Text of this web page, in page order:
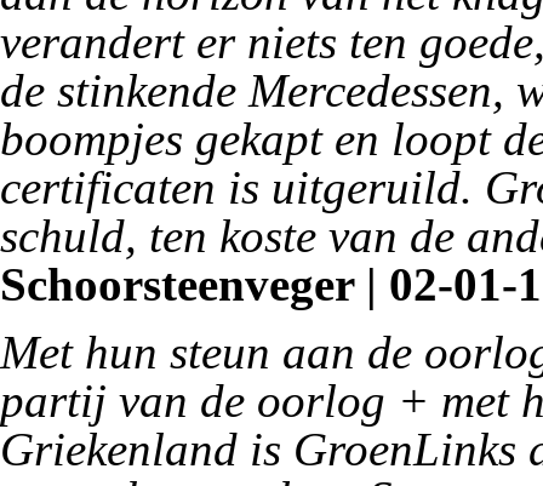
verandert er niets ten
de stinkende Mercedessen,
boompjes gekapt en loopt
certificaten is uitgeruild.
schuld, ten koste van de
Schoorsteenveger | 02-01-
Met hun steun aan de
partij van de oorlog + met
Griekenland is GroenLinks